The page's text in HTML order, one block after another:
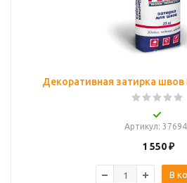
Декоративная затирка
Артикул:
1 550₽
В